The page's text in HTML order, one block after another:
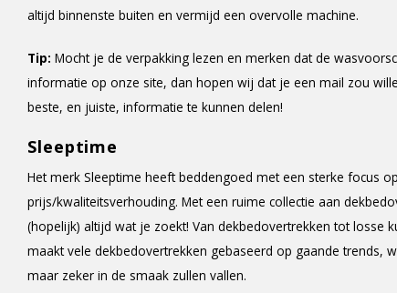
altijd binnenste buiten en vermijd een overvolle machine.
Tip: Mocht je de verpakking lezen en merken dat de
informatie op onze site, dan hopen wij dat je een mail zou
beste, en juiste, informatie te kunnen delen!
Sleeptime
Het merk Sleeptime heeft beddengoed met een sterke focus
prijs/kwaliteitsverhouding. Met een ruime collectie aan
(hopelijk) altijd wat je zoekt! Van dekbedovertrekken tot losse
maakt vele dekbedovertrekken gebaseerd op gaande trends,
maar zeker in de smaak zullen vallen.